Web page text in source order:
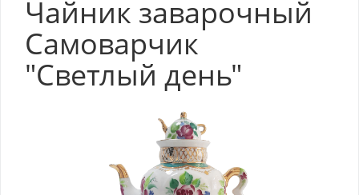
Чайник заварочный
Самоварчик
"Светлый день"